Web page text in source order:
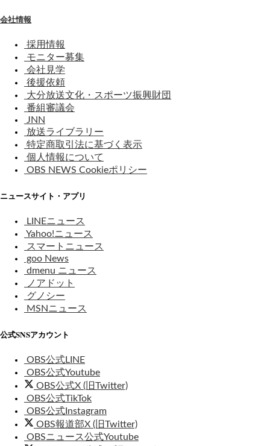
会社情報
採用情報
モニター募集
会社見学
後援依頼
大分放送文化・スポーツ振興財団
番組審議会
JNN
放送ライブラリー
特定商取引法に基づく表示
個人情報について
OBS NEWS Cookieポリシー
ニュースサイト・アプリ
LINEニュース
Yahoo!ニュース
スマートニュース
goo News
dmenu ニュース
ノアドット
グノシー
MSNニュース
公式SNSアカウント
OBS公式LINE
OBS公式Youtube
OBS公式X (旧Twitter)
OBS公式TikTok
OBS公式Instagram
OBS報道部X (旧Twitter)
OBSニュース公式Youtube